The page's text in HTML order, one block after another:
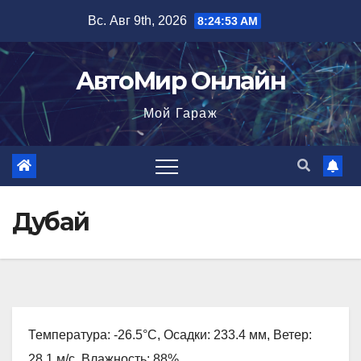
содержимому
Вс. Авг 9th, 2026 8:24:54 AM
АвтоМир Онлайн
Мой Гараж
Дубай
Температура: -26.5°C, Осадки: 233.4 мм, Ветер: